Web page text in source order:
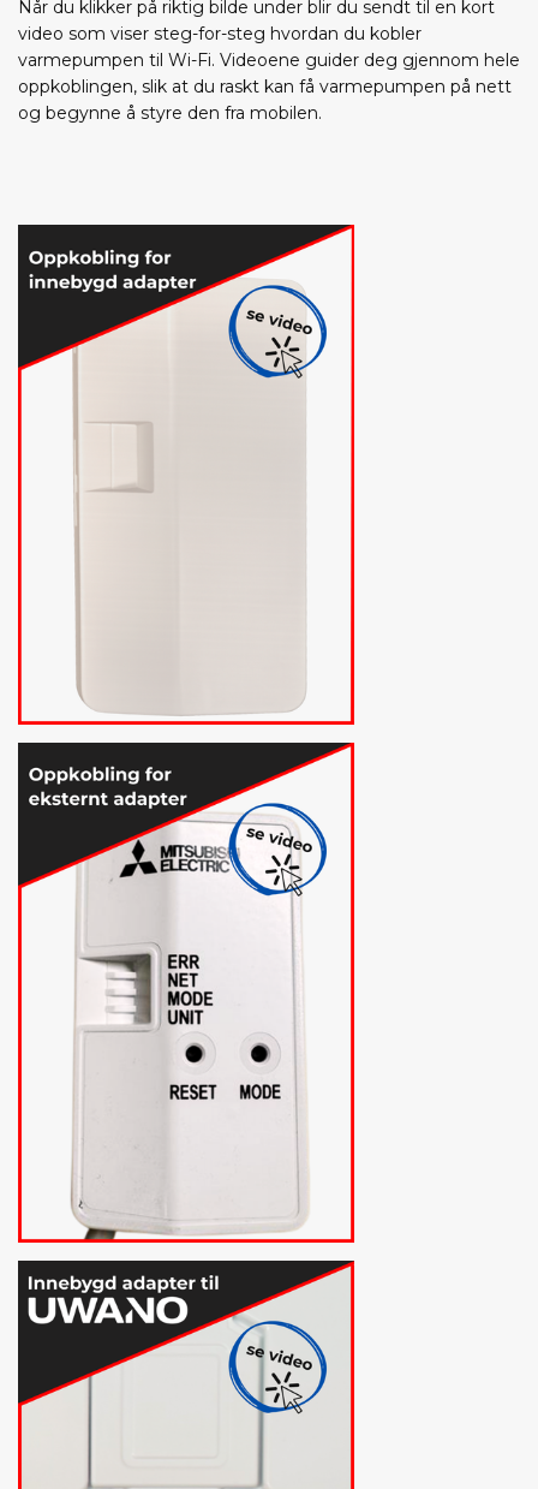
Når du klikker på riktig bilde under blir du sendt til en kort
video som viser steg-for-steg hvordan du kobler
varmepumpen til Wi-Fi. Videoene guider deg gjennom hele
oppkoblingen, slik at du raskt kan få varmepumpen på nett
og begynne å styre den fra mobilen.